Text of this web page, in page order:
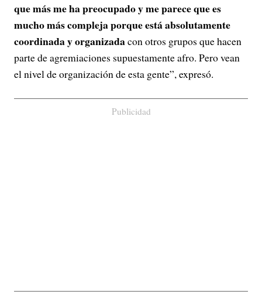
que más me ha preocupado y me parece que es
mucho más compleja porque está absolutamente
coordinada y organizadacon otros grupos que hacen
parte de agremiaciones supuestamente afro. Pero vean
el nivel de organización de esta gente”, expresó.
Publicidad